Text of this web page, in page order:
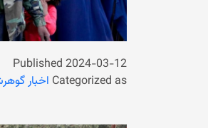
Published 2024-03-12
Categorized as اخبار